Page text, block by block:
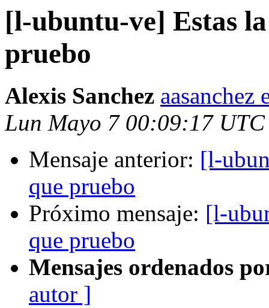
[l-ubuntu-ve] Estas
pruebo
Alexis Sanchez aasanchez
Lun Mayo 7 00:09:17
Mensaje anterior: [l-
que pruebo
Próximo mensaje: [l-
que pruebo
Mensajes ordenados
autor ]